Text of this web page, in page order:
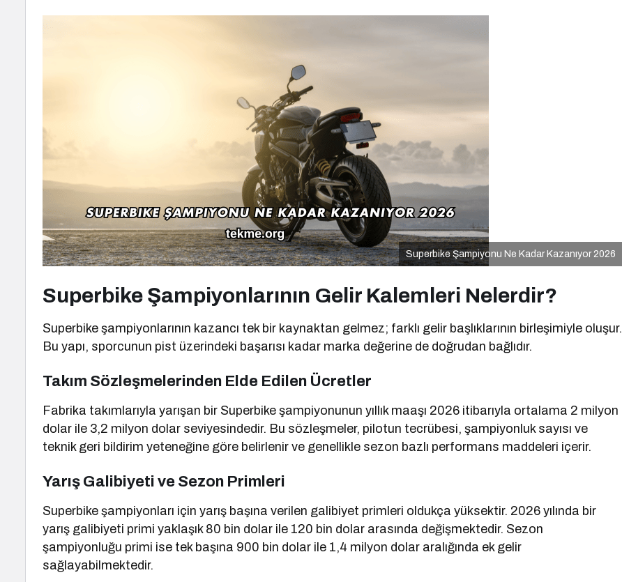
Superbike Şampiyonu Ne Kadar Kazanıyor 2026
Superbike Şampiyonlarının Gelir Kalemleri Nelerdir?
Superbike şampiyonlarının kazancı tek bir kaynaktan gelmez; farklı gelir başlıklarının birleşimiyle oluşur.
Bu yapı, sporcunun pist üzerindeki başarısı kadar marka değerine de doğrudan bağlıdır.
Takım Sözleşmelerinden Elde Edilen Ücretler
Fabrika takımlarıyla yarışan bir Superbike şampiyonunun yıllık maaşı 2026 itibarıyla ortalama 2 milyon
dolar ile 3,2 milyon dolar seviyesindedir. Bu sözleşmeler, pilotun tecrübesi, şampiyonluk sayısı ve
teknik geri bildirim yeteneğine göre belirlenir ve genellikle sezon bazlı performans maddeleri içerir.
Yarış Galibiyeti ve Sezon Primleri
Superbike şampiyonları için yarış başına verilen galibiyet primleri oldukça yüksektir. 2026 yılında bir
yarış galibiyeti primi yaklaşık 80 bin dolar ile 120 bin dolar arasında değişmektedir. Sezon
şampiyonluğu primi ise tek başına 900 bin dolar ile 1,4 milyon dolar aralığında ek gelir
sağlayabilmektedir.